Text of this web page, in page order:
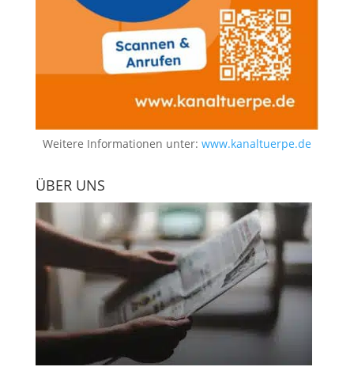
Weitere Informationen unter: www.kanaltuerpe.de
ÜBER UNS